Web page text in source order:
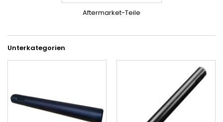
Aftermarket-Teile
Unterkategorien